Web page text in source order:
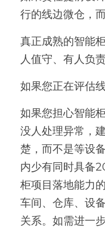
行的线边微仓，
真正成熟的智能
人值守、有人负
如果您正在评估
如果您担心智能
没人处理异常，
楚，而不是等设
内少有同时具备
柜项目落地能力
车间、仓库、设
关系。如需进一